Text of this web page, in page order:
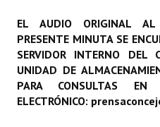
Comisiones Especiales
Concejales Mandato Cumplido
Programas
EL AUDIO ORIGINAL AL
PRESENTE MINUTA SE
SERVIDOR INTERNO DEL
UNIDAD DE
PARA CONSULTAS EN
ELECTRÓNICO: